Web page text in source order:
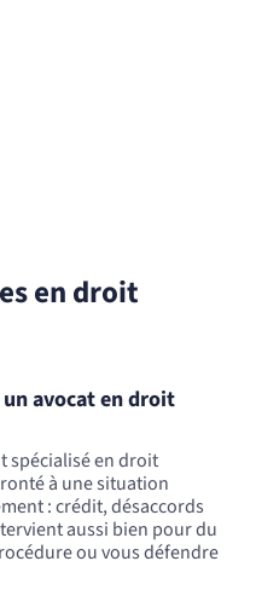
en droit
un avocat en droit
spécialisé en droit
à une situation
: crédit, désaccords
aussi bien pour du
ou vous défendre